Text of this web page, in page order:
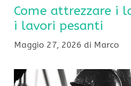
Come attrezzare i
i lavori pesanti
Maggio 27, 2026 di Marco